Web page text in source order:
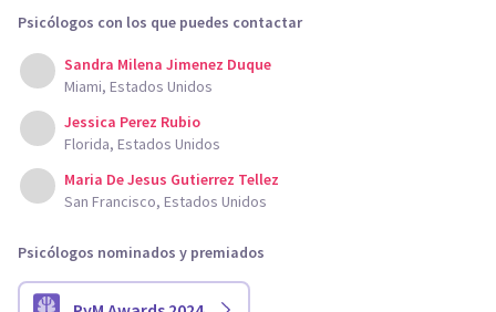
Psicólogos con los que puedes contactar
Sandra Milena Jimenez Duque
Miami, Estados Unidos
Jessica Perez Rubio
Florida, Estados Unidos
Maria De Jesus Gutierrez Tellez
San Francisco, Estados Unidos
Psicólogos nominados y premiados